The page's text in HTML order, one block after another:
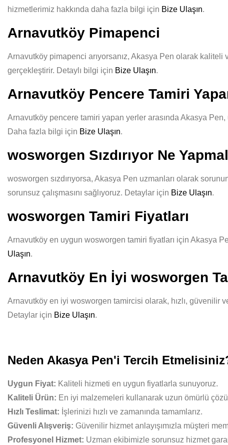
hizmetlerimiz hakkında daha fazla bilgi için Bize Ulaşın.
Arnavutköy Pimapenci
Arnavutköy pimapenci arıyorsanız, Akasya Pen olarak
gerçekleştirir. Detaylı bilgi için Bize Ulaşın.
Arnavutköy Pencere Tamiri
Arnavutköy pencere tamiri yapan yerler arasında Akasya
Daha fazla bilgi için Bize Ulaşın.
wosworgen Sızdırıyor Ne
wosworgen sızdırıyorsa, Akasya Pen uzmanları olarak
sorunsuz çalışmasını sağlıyoruz. Detaylar için Bize Ulaşın.
wosworgen Tamiri Fiyatları
Arnavutköy en uygun wosworgen tamiri fiyatları için Akasya
Ulaşın.
Arnavutköy En İyi wosworgen
Arnavutköy en iyi wosworgen tamircisi olarak, hızlı, güvenilir
Detaylar için Bize Ulaşın.
Neden Akasya Pen'i Tercih
Uygun Fiyat: Kaliteli hizmeti en uygun fiyatlarla sunuyoruz.
Kaliteli Ürün: En iyi malzemeleri kullanarak uzun ömürlü
Hızlı Teslimat: İşlerinizi hızlı ve zamanında tamamlarız.
Güvenli Alışveriş: Güvenilir hizmet anlayışımızla müşteri
Profesyonel Hizmet: Uzman ekibimizle sorunsuz hizmet